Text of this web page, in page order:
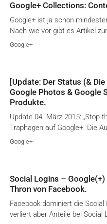
Google+ Collections:
Google+ ist ja schon
Nach wie vor gibt es Artikel
Google+
[Update: Der Status (&
Google Photos & Google
Produkte.
Update 04. März 2015: „Stop
Traphagen auf Google+. Die
Google+
Social Logins –
Thron von Facebook.
Facebook dominiert die
verliert aber Anteile bei Social